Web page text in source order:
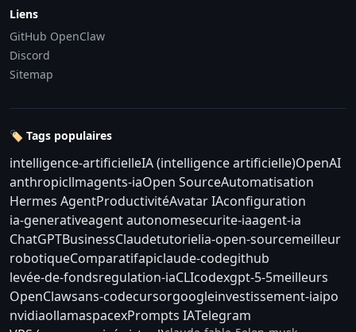
Liens
GitHub OpenClaw
Discord
Sitemap
🏷️ Tags populaires
intelligence-artificielleIA (intelligence artificielle)OpenAI
anthropicllmagents-iaOpen SourceAutomatisation
Hermes AgentProductivitéAvatar IAconfiguration
ia-generativeagent autonomesecurite-iaagent-ia
ChatGPTBusinessClaudetutorielia-open-sourcemeilleur
robotiqueComparatifapiclaude-codegithub
levée-de-fondsregulation-iaCLIcodexgpt-5-5meilleurs
OpenClawsans-codecursorgoogleinvestissement-iaipo
nvidiaollamaspacexPrompts IATelegram